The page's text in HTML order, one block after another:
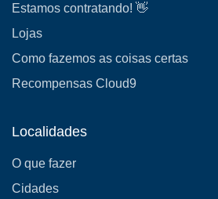
Estamos contratando! 👋
Lojas
Como fazemos as coisas certas
Recompensas Cloud9
Localidades
O que fazer
Cidades